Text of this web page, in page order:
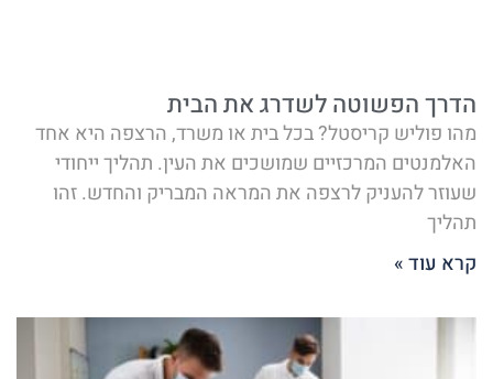
הדרך הפשוטה לשדרג את הבית
מהו פוליש קריסטל? בכל בית או משרד, הרצפה היא אחד
האלמנטים המרכזיים שמושכים את העין. תהליך ייחודי
שעוזר להעניק לרצפה את המראה המבריק והחדש. זהו
תהליך
קרא עוד »